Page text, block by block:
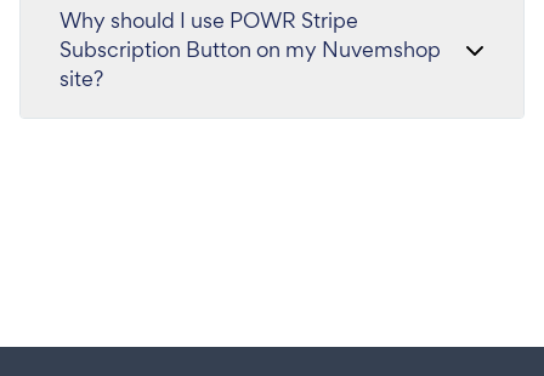
Why should I use POWR Stripe
Subscription Button on my Nuvemshop
site?